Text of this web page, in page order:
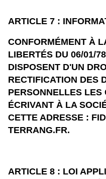
ARTICLE 7 :
CONFORMÉMENT À
LIBERTÉS DU 06/01/
DISPOSENT D'UN
RECTIFICATION DES
PERSONNELLES LES
ÉCRIVANT À LA
CETTE ADRESSE :
TERRANG.FR.
ARTICLE 8 : LOI